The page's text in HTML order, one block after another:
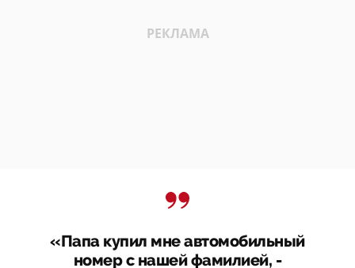
«Папа купил мне автомобильный
номер с нашей фамилией, -